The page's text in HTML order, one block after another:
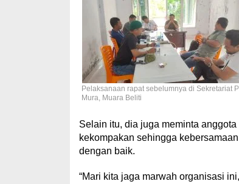
Pelaksanaan rapat sebelumnya di Sekretariat
Mura, Muara Beliti
Selain itu, dia juga meminta
kekompakan sehingga
dengan baik.
“Mari kita jaga marwah organisasi